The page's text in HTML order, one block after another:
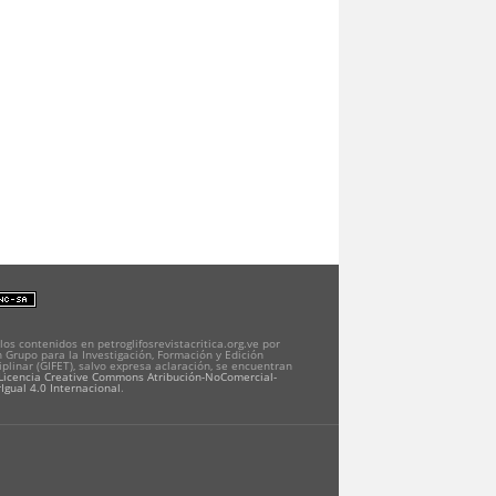
contenidos en petroglifosrevistacritica.org.ve por
Grupo para la Investigación, Formación y Edición
(GIFET), salvo expresa aclaración, se encuentran
Licencia Creative Commons Atribución-NoComercial-
4.0 Internacional.